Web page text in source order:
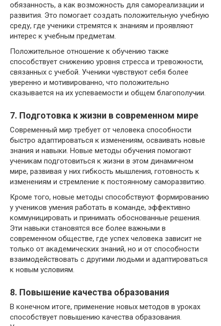
обязанность, а как возможность для самореализации и
развития. Это помогает создать положительную учебную
среду, где ученики стремятся к знаниям и проявляют
интерес к учебным предметам.
Положительное отношение к обучению также
способствует снижению уровня стресса и тревожности,
связанных с учебой. Ученики чувствуют себя более
уверенно и мотивированно, что положительно
сказывается на их успеваемости и общем благополучии.
7. Подготовка к жизни в современном мире
Современный мир требует от человека способности
быстро адаптироваться к изменениям, осваивать новые
знания и навыки. Новые методы обучения помогают
ученикам подготовиться к жизни в этом динамичном
мире, развивая у них гибкость мышления, готовность к
изменениям и стремление к постоянному саморазвитию.
Кроме того, новые методы способствуют формированию
у учеников умения работать в команде, эффективно
коммуницировать и принимать обоснованные решения.
Эти навыки становятся все более важными в
современном обществе, где успех человека зависит не
только от академических знаний, но и от способности
взаимодействовать с другими людьми и адаптироваться
к новым условиям.
8. Повышение качества образования
В конечном итоге, применение новых методов в уроках
способствует повышению качества образования.